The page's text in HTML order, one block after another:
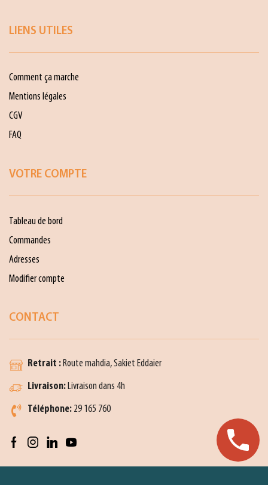
LIENS UTILES
Comment ça marche
Mentions légales
CGV
FAQ
VOTRE COMPTE
Tableau de bord
Commandes
Adresses
Modifier compte
CONTACT
Retrait :Route mahdia, Sakiet Eddaier
Livraison:Livraison dans 4h
Téléphone: 29 165 760